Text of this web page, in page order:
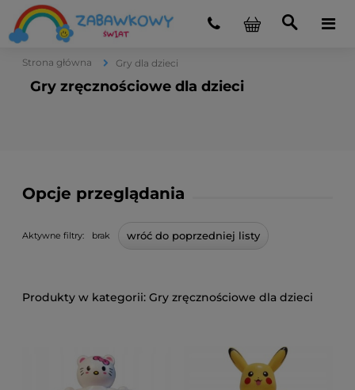
Strona główna Gry dla dzieci
Gry zręcznościowe dla dzieci
Opcje przeglądania
Aktywne filtry: brak wróć do poprzedniej listy
Gry zręcznościowe dla dzieci